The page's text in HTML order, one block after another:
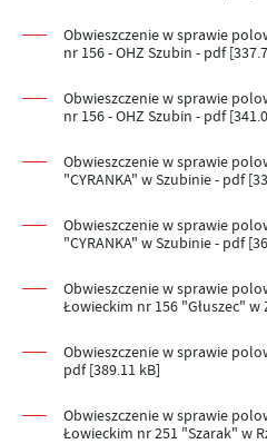
Obwieszczenie w sprawie
nr 156 - OHZ Szubin - pdf
Obwieszczenie w sprawie
nr 156 - OHZ Szubin - pdf
Obwieszczenie w sprawie
"CYRANKA" w Szubinie - pdf
Obwieszczenie w sprawie
"CYRANKA" w Szubinie - pdf
Obwieszczenie w sprawie
Łowieckim nr 156 "Głuszec" w
Obwieszczenie w sprawie
pdf [389.11 kB]
Obwieszczenie w sprawie
Łowieckim nr 251 "Szarak" w